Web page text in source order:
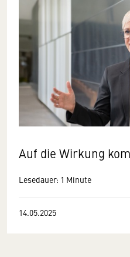
Auf die Wirkung
Lesedauer: 1 Minute
14.05.2025